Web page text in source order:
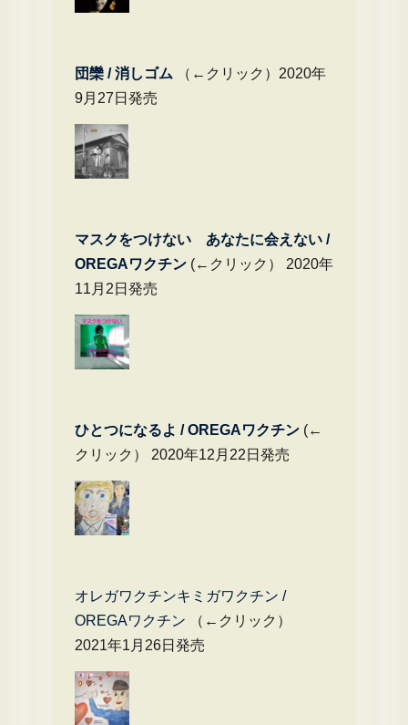
団欒 / 消しゴム （←クリック）2020年
9月27日発売
マスクをつけない あなたに会えない /
OREGAワクチン(←クリック） 2020年
11月2日発売
ひとつになるよ / OREGAワクチン(←
クリック） 2020年12月22日発売
オレガワクチンキミガワクチン /
OREGAワクチン （←クリック）
2021年1月26日発売